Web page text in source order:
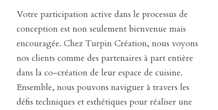
Votre participation active dans le processus de
conception est non seulement bienvenue mais
encouragée. Chez Turpin Création, nous voyons
nos clients comme des partenaires à part entière
dans la co-création de leur espace de cuisine.
Ensemble, nous pouvons naviguer à travers les
défis techniques et esthétiques pour réaliser une